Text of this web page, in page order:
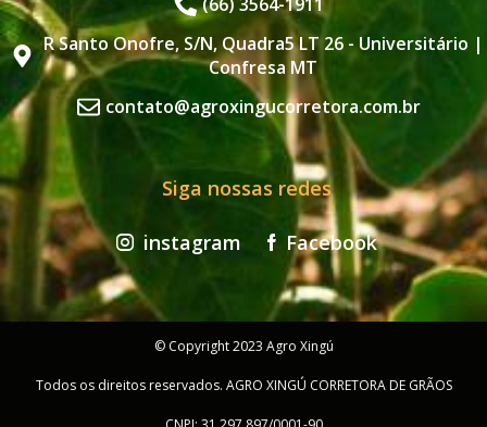
(66) 3564-1911
R Santo Onofre, S/N, Quadra5 LT 26 - Universitário |
Confresa MT
contato@agroxingucorretora.com.br
Siga nossas redes
instagram Facebook
© Copyright 2023 Agro Xingú
Todos os direitos reservados. AGRO XINGÚ CORRETORA DE GRÃOS